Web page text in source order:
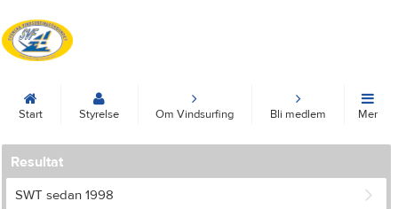
Start Styrelse Om Vindsurfing Bli medlem Mer
Resultat
SWT sedan 1998